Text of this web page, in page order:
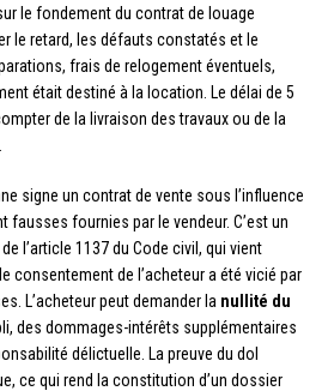
le fondement du contrat de louage
le retard, les défauts constatés et le
frais de relogement éventuels,
était destiné à la location. Le délai de 5
de la livraison des travaux ou de la
signe un contrat de vente sous l’influence
fausses fournies par le vendeur. C’est un
l’article 1137 du Code civil, qui vient
consentement de l’acheteur a été vicié par
L’acheteur peut demander la nullité du
des dommages-intérêts supplémentaires
délictuelle. La preuve du dol
ce qui rend la constitution d’un dossier